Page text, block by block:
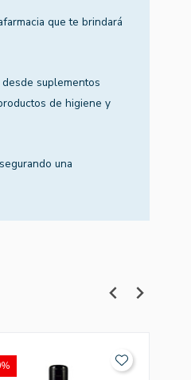
que te brindará
suplementos
de higiene y
una